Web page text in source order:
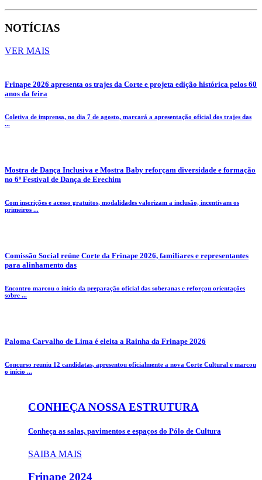
NOTÍCIAS
VER MAIS
Frinape 2026 apresenta os trajes da Corte e projeta edição histórica pelos 60
anos da feira
Coletiva de imprensa, no dia 7 de agosto, marcará a apresentação oficial dos trajes das
...
Mostra de Dança Inclusiva e Mostra Baby reforçam diversidade e formação
no 6º Festival de Dança de Erechim
Com inscrições e acesso gratuitos, modalidades valorizam a inclusão, incentivam os
primeiros ...
Comissão Social reúne Corte da Frinape 2026, familiares e representantes
para alinhamento das
Encontro marcou o início da preparação oficial das soberanas e reforçou orientações
sobre ...
Paloma Carvalho de Lima é eleita a Rainha da Frinape 2026
Concurso reuniu 12 candidatas, apresentou oficialmente a nova Corte Cultural e marcou
o início ...
CONHEÇA NOSSA ESTRUTURA
Conheça as salas, pavimentos e espaços do Pólo de Cultura
SAIBA MAIS
Frinape 2024